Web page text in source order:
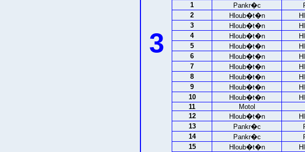
3
1
Pankr�c
2
Hloub�t�n
3
Hloub�t�n
4
Hloub�t�n
5
Hloub�t�n
6
Hloub�t�n
7
Hloub�t�n
8
Hloub�t�n
9
Hloub�t�n
10
Hloub�t�n
11
Motol
12
Hloub�t�n
13
Pankr�c
14
Pankr�c
15
Hloub�t�n